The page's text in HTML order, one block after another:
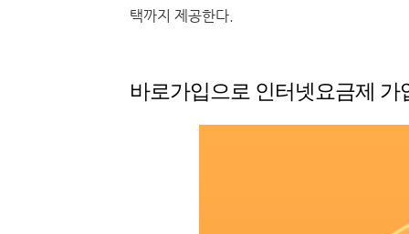
택까지 제공한다.
바로가입으로 인터넷요금제 가